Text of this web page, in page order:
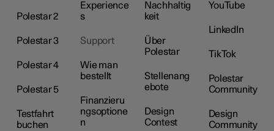
Polestar 2
Polestar 3
Polestar 4
Polestar 5
Testfahrt
buchen
Experience
s
Support
Wie man
bestellt
Finanzieru
ngsoptione
n
Nachhaltig
keit
Über
Polestar
Stellenang
ebote
Design
Contest
YouTube
LinkedIn
TikTok
Polestar
Community
Design
Community